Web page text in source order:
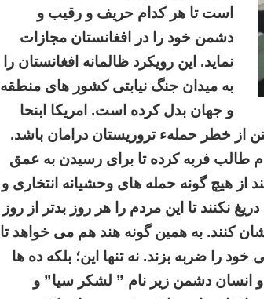
است تا هر کدام حریف و رقیب و
دشمن خود را در افغانستان مجازات
نماید. این رویکرد ظالمانه افغانستان را
به میدان جنگ نیابتی کشور های منطقه
و جهان بدل کرده است. امریکا ابنحا
از خطر حملهء تروریستان درامان باشد.
طالب فربه کرده تا برای رسیدن به عمق
از هیچ گونه حمله های وحشیانه انتخاری و
نکنند تا این مردم را هر روز بدتر از روز
کنند. به همین گونه هند هم می خواهد تا
خود را ضربه بزند. نه تنها این؛ بلکه ده ها
انسان دشمن زیر نام ” لشکر سیا” و